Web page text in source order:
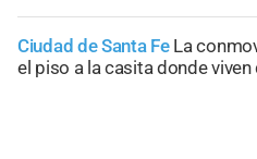
Ciudad de Santa Fe La
el piso a la casita donde